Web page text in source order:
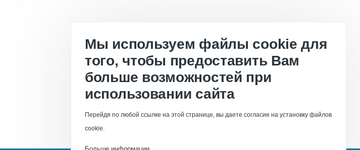
Мы используем файлы cookie для
того, чтобы предоставить Вам
больше возможностей при
использовании сайта
Перейдя по любой ссылке на этой странице, вы даете согласие на установку файлов
cookie.